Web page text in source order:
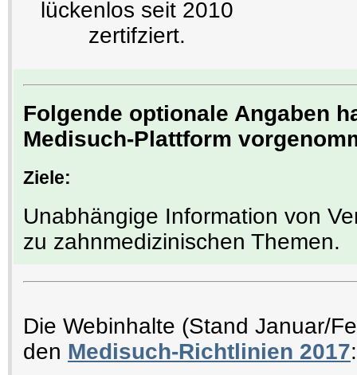
lückenlos seit 2010
zertifziert.
Folgende optionale Angaben
Medisuch-Plattform
Ziele:
Unabhängige Information von
zu zahnmedizinischen Themen.
Die Webinhalte (Stand Januar/
den Medisuch-Richtlinien 2017: